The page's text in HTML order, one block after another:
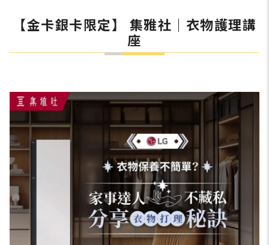
【金卡銀卡限定】 集雅社｜衣物護理講
座